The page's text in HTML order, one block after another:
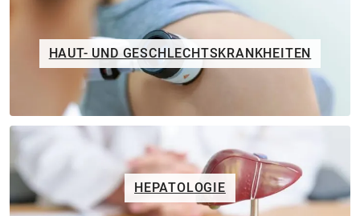
HAUT- UND GESCHLECHTSKRANKHEITEN
HEPATOLOGIE